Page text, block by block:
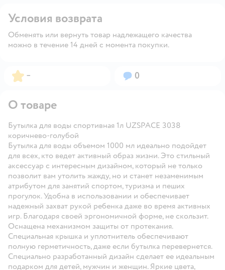
Условия возврата
Обменять или вернуть товар надлежащего качества
можно в течение 14 дней с момента покупки.
Рейтинг:
– Вопросов:
0
О товаре
Бутылка для воды спортивная 1л UZSPACE 3038
коричнево-голубой
Бутылка для воды объемом 1000 мл идеально подойдет
для всех, кто ведет активный образ жизни. Это стильный
аксессуар с интересным дизайном, который не только
позволит вам утолить жажду, но и станет незаменимым
атрибутом для занятий спортом, туризма и пеших
прогулок. Удобна в использовании и обеспечивает
надежный захват рукой ребенка даже во время активных
игр. Благодаря своей эргономичной форме, не скользит.
Оснащена механизмом защиты от протекания.
Специальная крышка и уплотнитель обеспечивают
полную герметичность, даже если бутылка перевернется.
Специально разработанный дизайн сделает ее идеальным
подарком для детей, мужчин и женщин. Яркие цвета,